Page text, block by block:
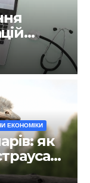
дому
ЕКОНОМІКИ
як